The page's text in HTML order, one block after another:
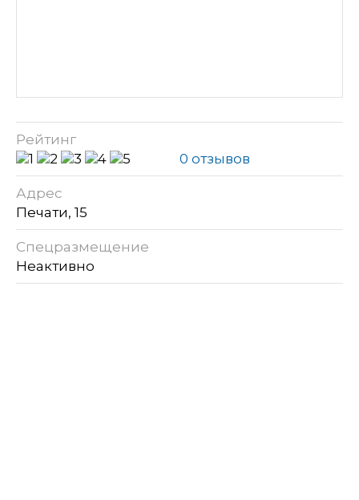
Рейтинг
0 отзывов
Адрес
Печати, 15
Спецразмещение
Неактивно